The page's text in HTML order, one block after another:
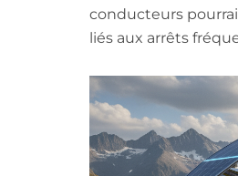
conducteurs
liés aux arrêts